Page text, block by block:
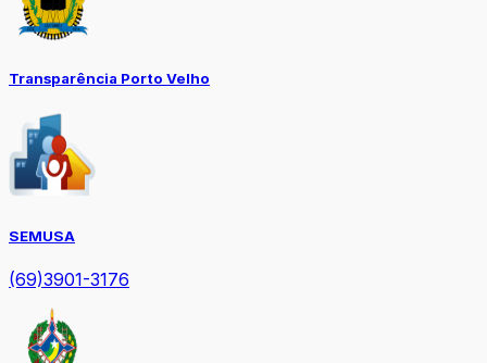
Transparência Porto Velho
SEMUSA
(69)3901-3176